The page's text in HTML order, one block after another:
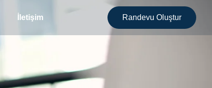
İletişim Randevu Oluştur